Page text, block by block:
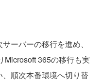
ーバーの移行を進め、
Microsoft 365の移行も実
順次本番環境へ切り替